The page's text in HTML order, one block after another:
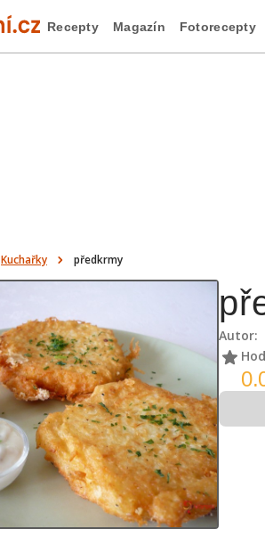
Recepty Magazín Fotorecepty
Kuchařky předkrmy
Autor: